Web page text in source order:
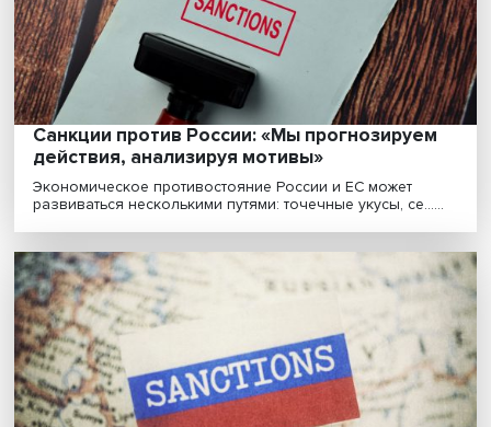
«Хрупкость» и «антихрупкость» в
чем измерить и как превратить одно в
другое
Устойчивость компаний зависит не только от
накопленных ими ресурсов, но и от их способности
сопро......